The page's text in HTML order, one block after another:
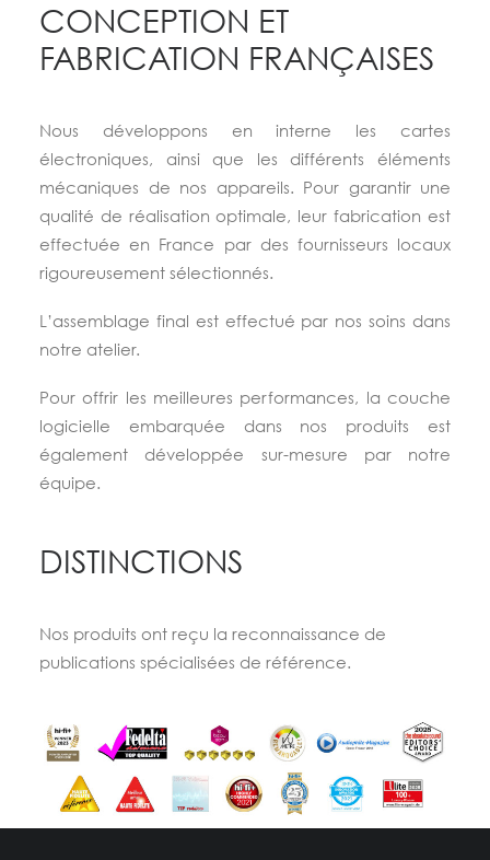
CONCEPTION ET
FABRICATION FRANÇAISES
Nous développons en interne les cartes
électroniques, ainsi que les différents éléments
mécaniques de nos appareils. Pour garantir une
qualité de réalisation optimale, leur fabrication est
effectuée en France par des fournisseurs locaux
rigoureusement sélectionnés.
L’assemblage final est effectué par nos soins dans
notre atelier.
Pour offrir les meilleures performances, la couche
logicielle embarquée dans nos produits est
également développée sur-mesure par notre
équipe.
DISTINCTIONS
Nos produits ont reçu la reconnaissance de
publications spécialisées de référence.